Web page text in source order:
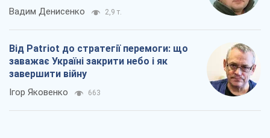
Вадим Денисенко 2,9 т.
Від Patriot до стратегії перемоги: що
заважає Україні закрити небо і як
завершити війну
Ігор Яковенко 663